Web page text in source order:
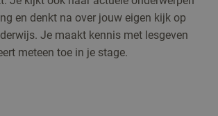
en denkt na over jouw eigen kijk op
Je maakt kennis met lesgeven
meteen toe in je stage.